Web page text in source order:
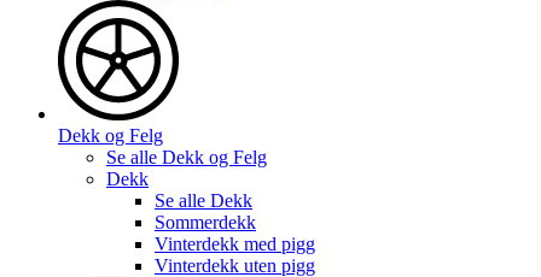
Dekk og Felg
Se alle Dekk og Felg
Dekk
Se alle Dekk
Sommerdekk
Vinterdekk med pigg
Vinterdekk uten pigg